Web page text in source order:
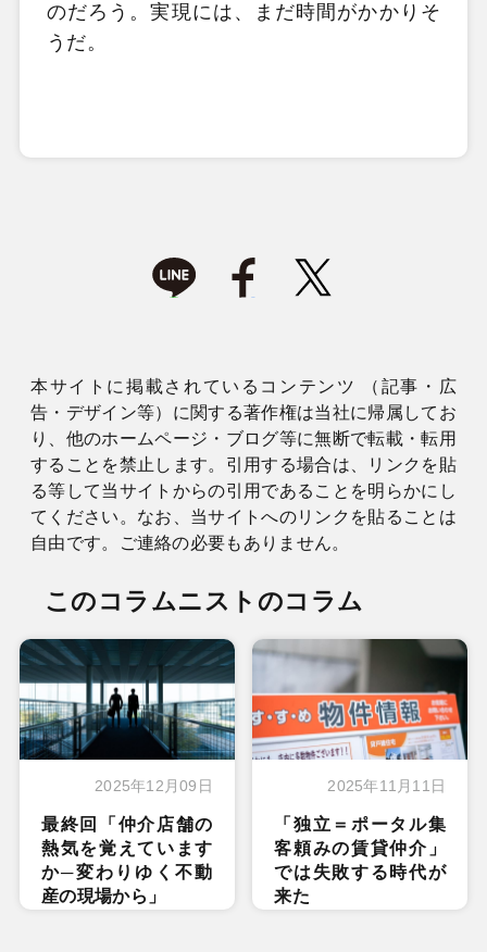
のだろう。実現には、まだ時間がかかりそ
うだ。
本サイトに掲載されているコンテンツ （記事・広
告・デザイン等）に関する著作権は当社に帰属してお
り、他のホームページ・ブログ等に無断で転載・転用
することを禁止します。引用する場合は、リンクを貼
る等して当サイトからの引用であることを明らかにし
てください。なお、当サイトへのリンクを貼ることは
自由です。ご連絡の必要もありません。
このコラムニストのコラム
2025年12月09日
最終回「仲介店舗の
熱気を覚えています
か─変わりゆく不動
産の現場から」
2025年11月11日
「独立＝ポータル集
客頼みの賃貸仲介」
では失敗する時代が
来た